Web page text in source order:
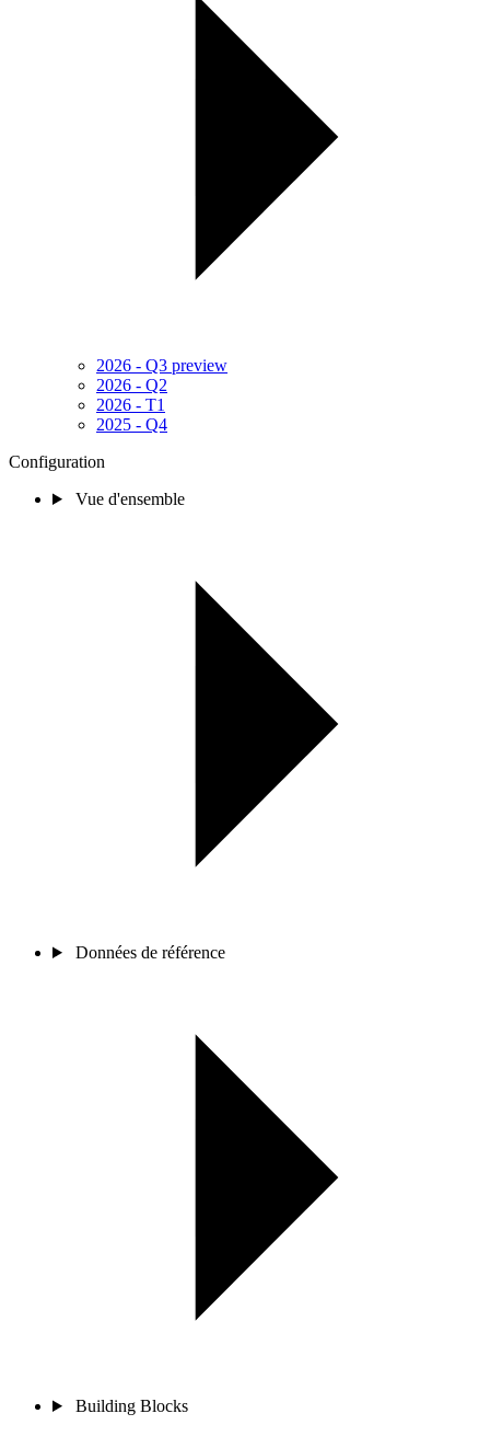
2026 - Q3 preview
2026 - Q2
2026 - T1
2025 - Q4
Configuration
Vue d'ensemble
Données de référence
Building Blocks